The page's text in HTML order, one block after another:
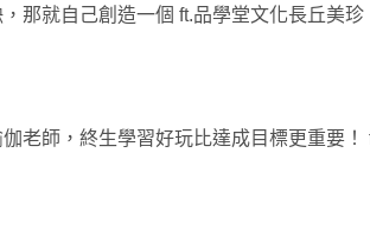
那就自己創造一個 ft.品學堂文化長丘美珍
老師，終生學習好玩比達成目標更重要！